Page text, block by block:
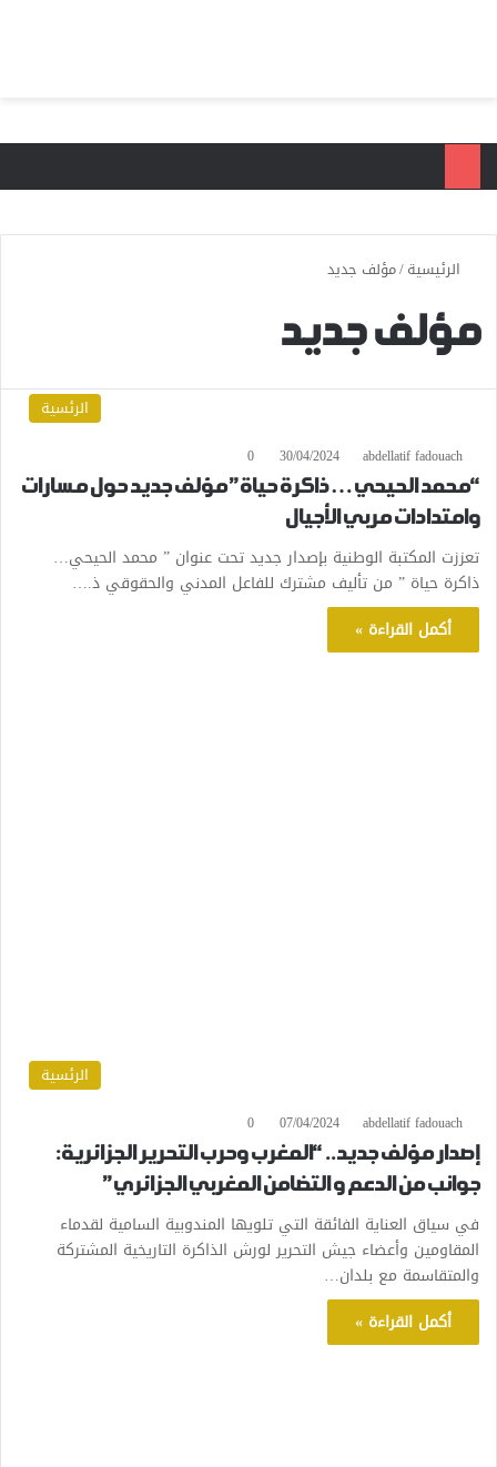
الرئيسية/مؤلف جديد
مؤلف جديد
الرئسية
abdellatif fadouach
30/04/2024
0
“محمد الحيحي… ذاكرة حياة” مؤلف جديد حول مسارات
وامتدادات مربي الأجيال
تعززت المكتبة الوطنية بإصدار جديد تحت عنوان ” محمد الحيحي…
ذاكرة حياة ” من تأليف مشترك للفاعل المدني والحقوقي ذ.…
أكمل القراءة »
الرئسية
abdellatif fadouach
07/04/2024
0
إصدار مؤلف جديد.. “المغرب وحرب التحرير الجزائرية:
جوانب من الدعم و التضامن المغربي الجزائري”
في سياق العناية الفائقة التي تلويها المندوبية السامية لقدماء
المقاومين وأعضاء جيش التحرير لورش الذاكرة التاريخية المشتركة
والمتقاسمة مع بلدان…
أكمل القراءة »